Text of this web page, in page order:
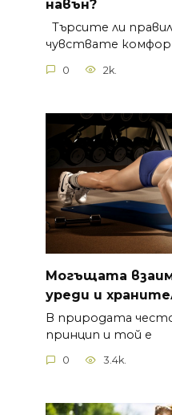
навън?
Търсите ли
чувствате
0 2k.
Могъщата
уреди и
В природата
принцип и той е
0 3.4k.